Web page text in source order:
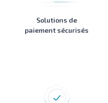
Solutions de
paiement sécurisés